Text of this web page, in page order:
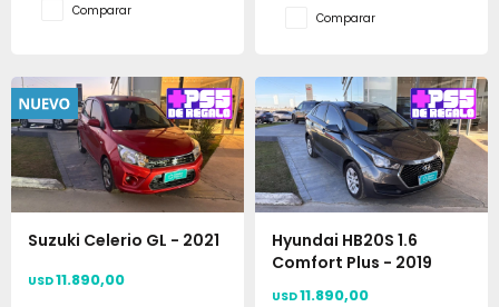
Comparar Comparar
Suzuki Celerio GL - 2021
USD11.890,00
Hyundai HB20S 1.6
Comfort Plus - 2019
USD11.890,00